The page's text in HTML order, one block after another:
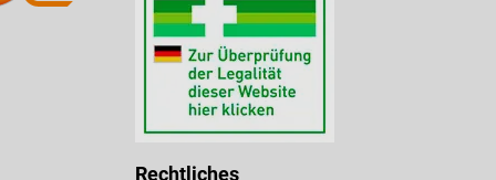
Rechtliches